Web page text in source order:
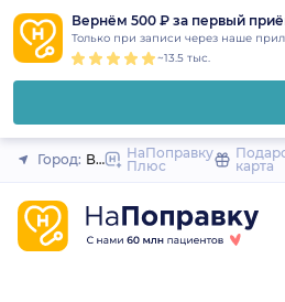
Вернём 500 ₽ за первый
Только при записи через наше
~13.5 тыс.
Закрыть
Город: ВолгоградНаПоправку
Плюс
карта